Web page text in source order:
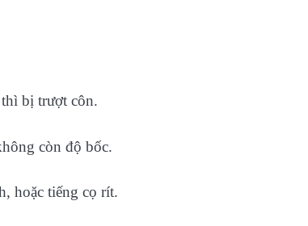
bị trượt côn.
còn độ bốc.
hoặc tiếng cọ rít.